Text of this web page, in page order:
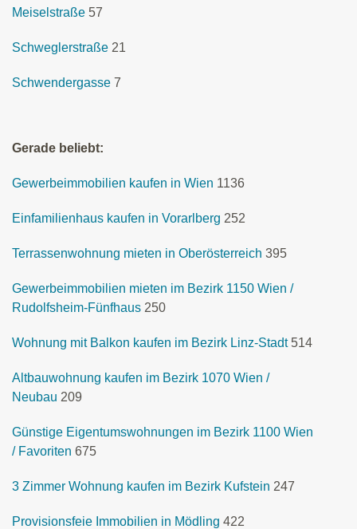
Meiselstraße 57
Schweglerstraße 21
Schwendergasse 7
Gerade beliebt:
Gewerbeimmobilien kaufen in Wien 1136
Einfamilienhaus kaufen in Vorarlberg 252
Terrassenwohnung mieten in Oberösterreich 395
Gewerbeimmobilien mieten im Bezirk 1150 Wien /
Rudolfsheim-Fünfhaus 250
Wohnung mit Balkon kaufen im Bezirk Linz-Stadt 514
Altbauwohnung kaufen im Bezirk 1070 Wien /
Neubau 209
Günstige Eigentumswohnungen im Bezirk 1100 Wien
/ Favoriten 675
3 Zimmer Wohnung kaufen im Bezirk Kufstein 247
Provisionsfeie Immobilien in Mödling 422